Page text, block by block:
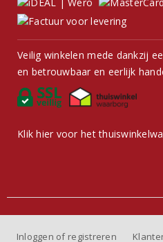
Veilig winkelen mede dankzij
en betrouwbaar en eerlijk
Klik hier voor het
Inloggen of registreren